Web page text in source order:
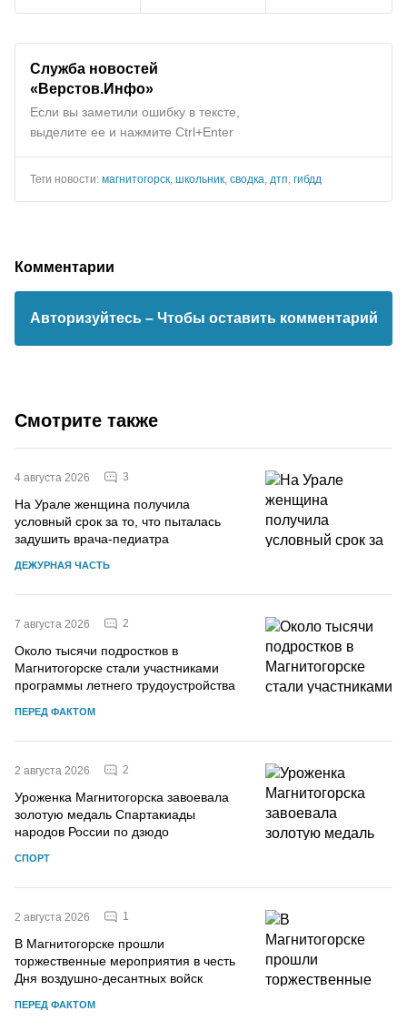
Служба новостей
«Верстов.Инфо»
Если вы заметили ошибку в тексте,
выделите ее и нажмите Ctrl+Enter
Теги новости: магнитогорск школьник сводка дтп гибдд
Комментарии
Авторизуйтесь – Чтобы оставить комментарий
Смотрите также
4 августа 2026 3
На Урале женщина получила
условный срок за то, что пыталась
задушить врача-педиатра
ДЕЖУРНАЯ ЧАСТЬ
7 августа 2026 2
Около тысячи подростков в
Магнитогорске стали участниками
программы летнего трудоустройства
ПЕРЕД ФАКТОМ
2 августа 2026 2
Уроженка Магнитогорска завоевала
золотую медаль Спартакиады
народов России по дзюдо
СПОРТ
2 августа 2026 1
В Магнитогорске прошли
торжественные мероприятия в честь
Дня воздушно-десантных войск
ПЕРЕД ФАКТОМ